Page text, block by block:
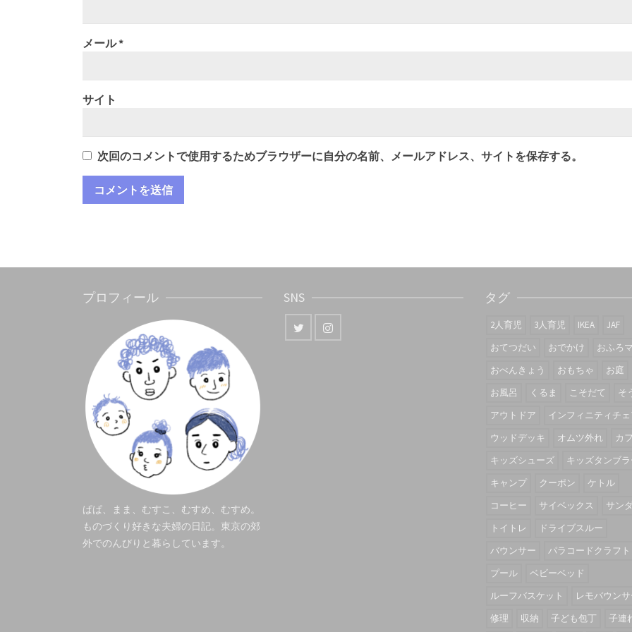
メール*
サイト
次回のコメントで使用するためブラウザーに自分の名前、メールアドレス、サイトを保存する。
プロフィール
ぱぱ、まま、むすこ、むすめ、むすめ。
ものづくり好きな夫婦の日記。東京の郊
外でのんびりと暮らしています。
SNS タグ
2人育児 3人育児 IKEA
JAF
おてつだい
おでかけ
おふろ
おべんきょう
おもちゃ
お庭
お風呂
くるま こそだて
そ
アウトドア
インフィニティチ
ウッドデッキ
オムツ外れ
カ
キッズシューズ
キッズタンブ
キャンプ
クーポン
ケトル
コーヒー
サイベックス
サン
トイトレ
ドライブスルー
バウンサー
パラコードクラフト
プール
ベビーベッド
ルーフバスケット
レモバウン
修理
収納 子ども包丁 子連